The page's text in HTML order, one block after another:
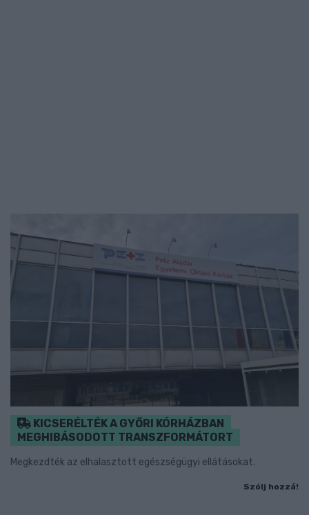
KICSERÉLTÉK A GYŐRI KÓRHÁZBAN
MEGHIBÁSODOTT TRANSZFORMÁTORT
Megkezdték az elhalasztott egészségügyi ellátásokat.
Szólj hozzá!